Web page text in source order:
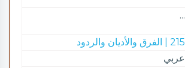
...
215 | الفرق والأديان والردود
عربي